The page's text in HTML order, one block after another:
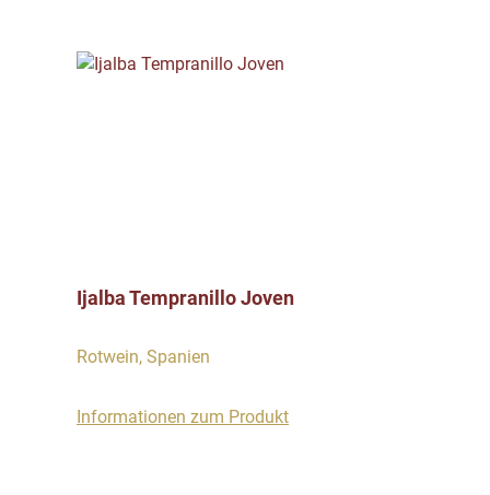
Ijalba Tempranillo Joven
Rotwein, Spanien
Informationen zum Produkt